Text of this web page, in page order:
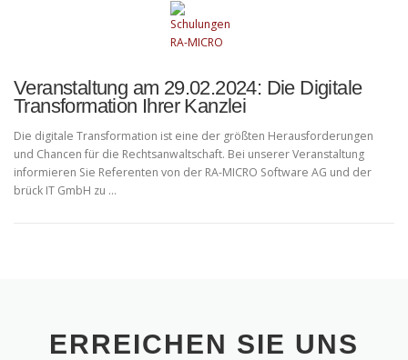
Veranstaltung am 29.02.2024: Die Digitale
Transformation Ihrer Kanzlei
Die digitale Transformation ist eine der größten Herausforderungen
und Chancen für die Rechtsanwaltschaft. Bei unserer Veranstaltung
informieren Sie Referenten von der RA-MICRO Software AG und der
brück IT GmbH zu …
ERREICHEN SIE UNS